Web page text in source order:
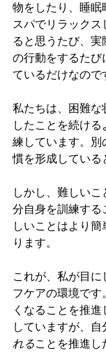
物をしたり、睡眠
スパでリラック
ると思うたび、
の行動をするたび
ているだけなので
私たちは、困難な
したことを続ける
練しています。別
慣を形成している
しかし、難しい
分自身を訓練する
しいことはより
ります。
これが、私が目
フケアの環境です
くなることを推
していますが、自
れることを推進し